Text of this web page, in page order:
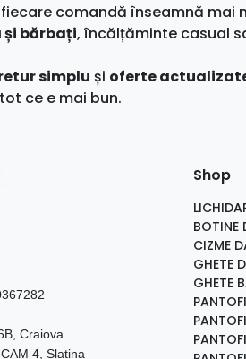
comandă înseamnă mai
și bărbați, încălțăminte casual
simplu și oferte
ce e mai bun.
Craiova
4, Slatina
Shop
BOTINE
CIZME
GHETE
GHETE